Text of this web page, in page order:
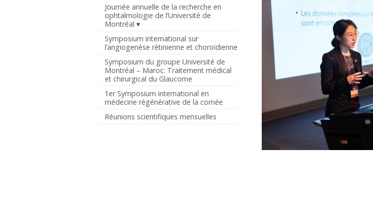
Journée annuelle de la recherche en
ophtalmologie de l’Université de
Montréal
Symposium international sur
l’angiogenèse rétinienne et choroïdienne
Symposium du groupe Université de
Montréal – Maroc: Traitement médical
et chirurgical du Glaucome
1er Symposium international en
médecine régénérative de la cornée
Réunions scientifiques mensuelles